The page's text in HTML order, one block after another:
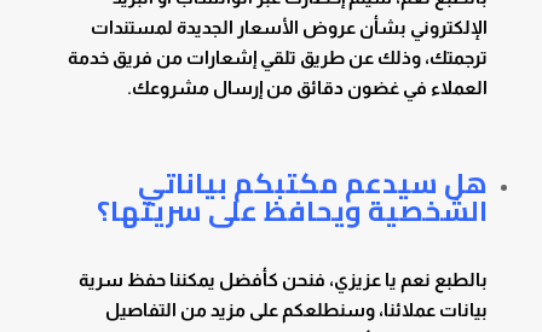
الإلكتروني بشأن عروض الأسعار الجديدة لمستندات
ترجمتك، وذلك عن طريق تلقي إشعارات من فريق خدمة
العملاء في غضون دقائق من إرسال مشروعك.
هل سيدعم مكتبكم بياناتي
الشخصية ويحافظ على سريتها؟
بالطبع نعم يا عزيزي، فنحن كأفضل يمكننا حفظ سرية
بيانات عملائنا، وسنطلعكم على مزيد من التفاصيل